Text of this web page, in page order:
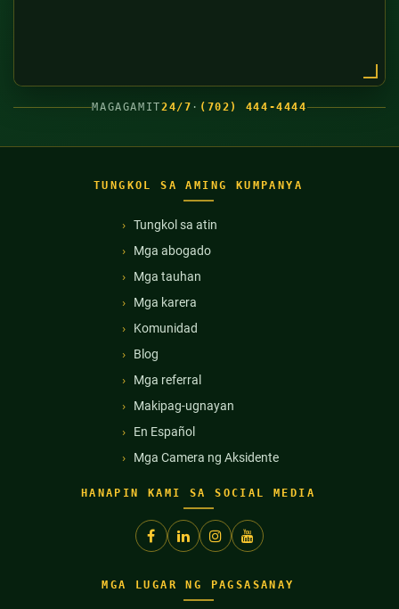
MAGAGAMIT24/7 · (702) 444-4444
TUNGKOL SA AMING KUMPANYA
Tungkol sa atin
Mga abogado
Mga tauhan
Mga karera
Komunidad
Blog
Mga referral
Makipag-ugnayan
En Español
Mga Camera ng Aksidente
HANAPIN KAMI SA SOCIAL MEDIA
MGA LUGAR NG PAGSASANAY